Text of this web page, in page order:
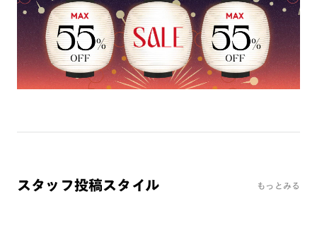
ミラーレンズ
※オンラインショップで作成可能なレンズはショッピングカート内で表示され
るレンズに限ります。それ以外の対応レンズについてはJINS実店舗でお取り扱
いしております。
※注文時に【度つき】→【レンズ交換券を発行】をお選びのうえ、店頭にてオ
プションレンズ代金をお支払いください。（※一部レンズ交換不可の商品を
スタッフ投稿スタイル もっとみる